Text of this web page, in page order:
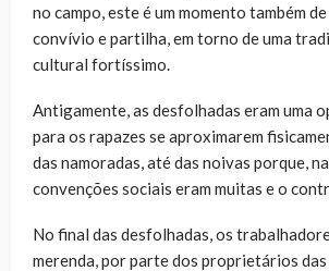
no campo, este é um momento também
convívio e partilha, em torno de uma
cultural fortíssimo.
Antigamente, as desfolhadas eram uma
para os rapazes se aproximarem
das namoradas, até das noivas porque,
convenções sociais eram muitas e o
No final das desfolhadas, os
merenda, por parte dos proprietários das